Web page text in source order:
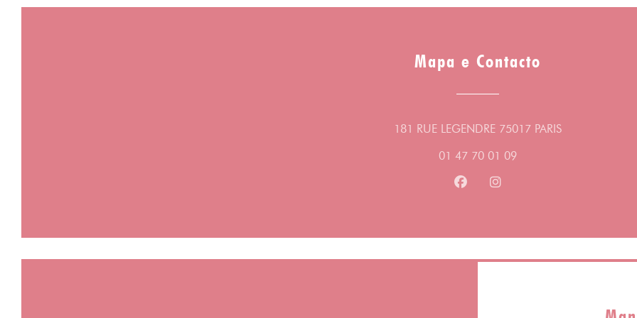
Mapa e Contacto
181 RUE LEGENDRE 75017 PARIS((abre numa
01 47 70 01 09
Facebook ((abre numa nova
Instagram ((abre numa